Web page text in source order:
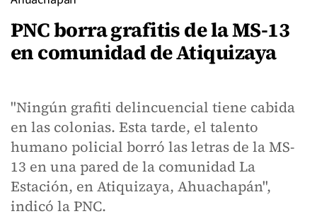
PNC borra grafitis de la MS-13
en comunidad de Atiquizaya
"Ningún grafiti delincuencial tiene cabida
en las colonias. Esta tarde, el talento
humano policial borró las letras de la MS-
13 en una pared de la comunidad La
Estación, en Atiquizaya, Ahuachapán",
indicó la PNC.